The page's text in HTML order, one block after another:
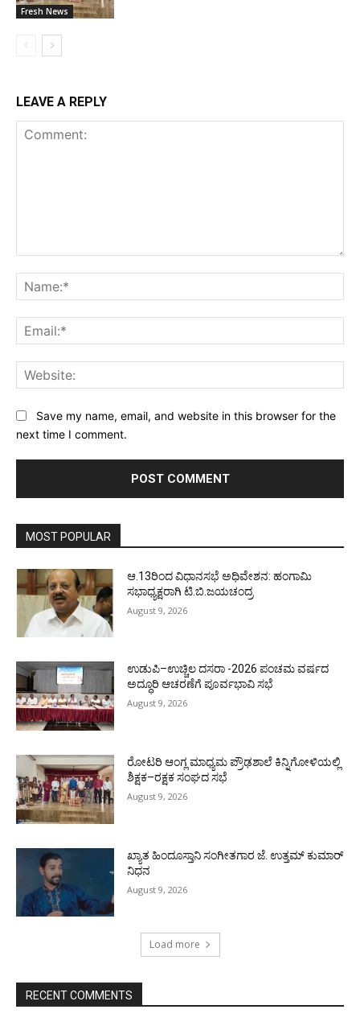
Fresh News
LEAVE A REPLY
Save my name, email, and website in this browser for the
next time I comment.
MOST POPULAR
ಆ.13ರಿಂದ ವಿಧಾನಸಭೆ ಅಧಿವೇಶನ: ಹಂಗಾಮಿ
ಸಭಾಧ್ಯಕ್ಷರಾಗಿ ಟಿ.ಬಿ.ಜಯಚಂದ್ರ
August 9, 2026
ಉಡುಪಿ–ಉಚ್ಚಿಲ ದಸರಾ -2026 ಪಂಚಮ ವರ್ಷದ
ಅದ್ಧೂರಿ ಆಚರಣೆಗೆ ಪೂರ್ವಭಾವಿ ಸಭೆ
August 9, 2026
ರೋಟರಿ ಆಂಗ್ಲ ಮಾಧ್ಯಮ ಪ್ರೌಢಶಾಲೆ ಕಿನ್ನಿಗೋಳಿಯಲ್ಲಿ
ಶಿಕ್ಷಕ–ರಕ್ಷಕ ಸಂಘದ ಸಭೆ
August 9, 2026
ಖ್ಯಾತ ಹಿಂದೂಸ್ತಾನಿ ಸಂಗೀತಗಾರ ಜೆ. ಉತ್ತಮ್ ಕುಮಾರ್
ನಿಧನ
August 9, 2026
Load more
RECENT COMMENTS